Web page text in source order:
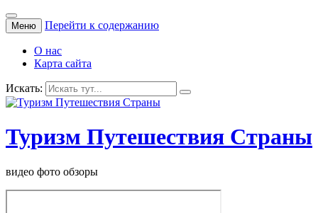
Меню Перейти к содержанию
О нас
Карта сайта
Искать:
Туризм Путешествия Страны
видео фото обзоры